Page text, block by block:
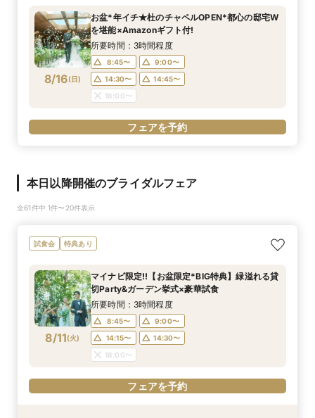
8/16(日)
お盆*年イチ★杜のチャペルOPEN*都心の邸宅W
を堪能×Amazonギフト付!
所要時間：3時間程度
8:45〜
9:00〜
14:30〜
14:45〜
18:00〜
フェアを予約
本日以降開催のブライダルフェア
全61件中 1件〜20件表示
試食会 特典あり
8/11(火)
マイナビ限定!!【お盆限定*BIG特典】緑溢れる貸
切Party&ガーデン挙式×豪華試食
所要時間：3時間程度
8:45〜
9:00〜
14:15〜
14:30〜
18:00〜
フェアを予約